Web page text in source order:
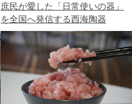
庶民が愛した「日常使いの器」
を全国へ発信する西海陶器